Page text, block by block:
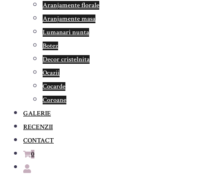
Aranjamente florale
Aranjamente masa
Lumanari nunta
Botez
Decor cristelnita
Ocazii
Cocarde
Coroane
GALERIE
RECENZII
CONTACT
0